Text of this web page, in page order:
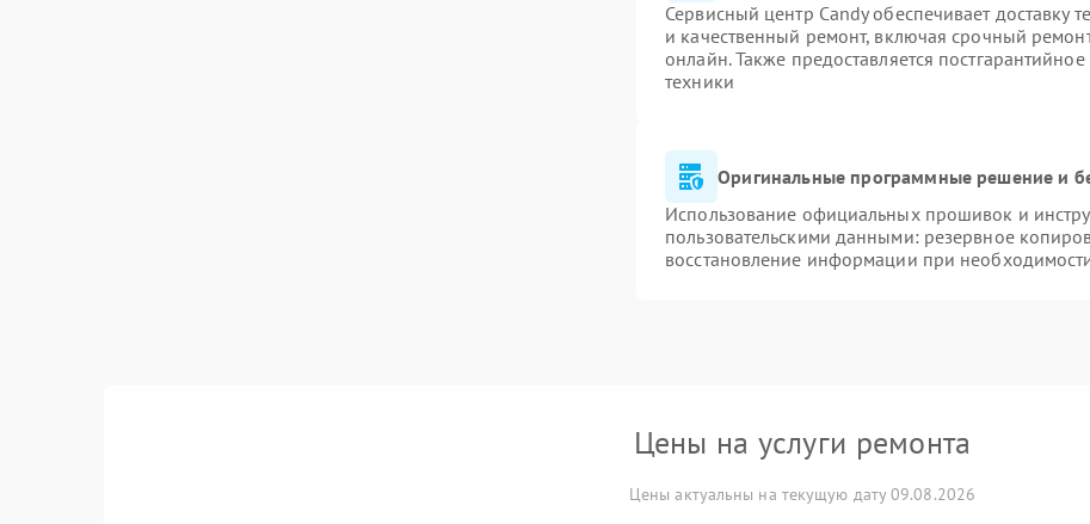
Сервисный центр Candy обеспечивает доставку
и качественный ремонт, включая срочный
онлайн. Также предоставляется
техники
Оригинальные программные решение и
Использование официальных прошивок и
пользовательскими данными: резервное
восстановление информации при
Цены на услуги ремонта
Цены актуальны на текущую дату 09.08.2026